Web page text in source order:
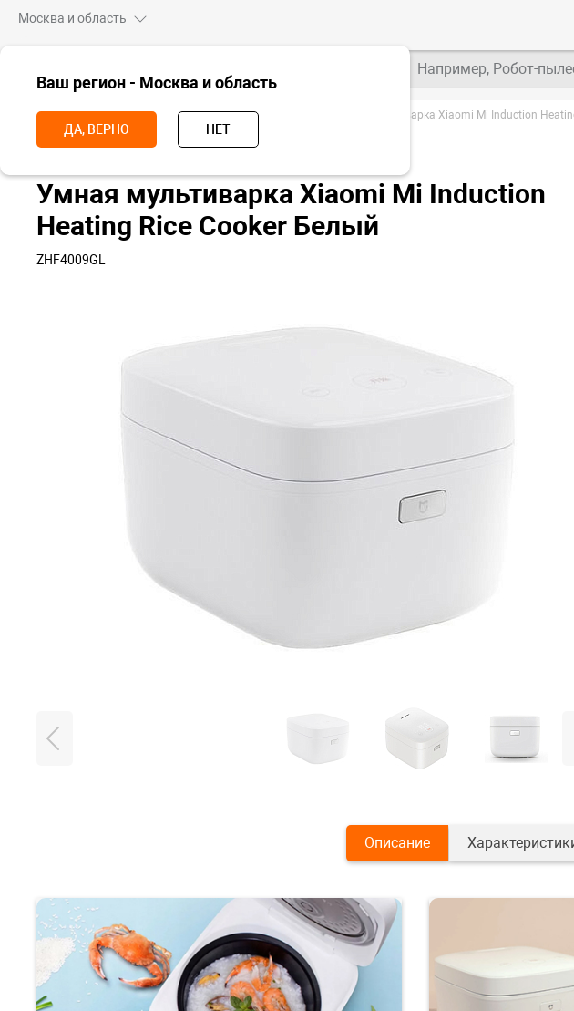
Москва и область
Ваш регион - Москва и область
ДА, ВЕРНО НЕТ
Например, Робот-
Главная Для дома Для кухни Мультиварки Умная мультиварка Xiaomi Mi Induction
Умная мультиварка Xiaomi Mi Induction
Heating Rice Cooker Белый
ZHF4009GL
Описание